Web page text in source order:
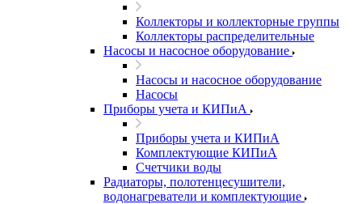
Коллекторы и коллекторные группы
Коллекторы распределительные
Насосы и насосное оборудование
Насосы и насосное оборудование
Насосы
Приборы учета и КИПиА
Приборы учета и КИПиА
Комплектующие КИПиА
Счетчики воды
Радиаторы, полотенцесушители,
водонагреватели и комплектующие